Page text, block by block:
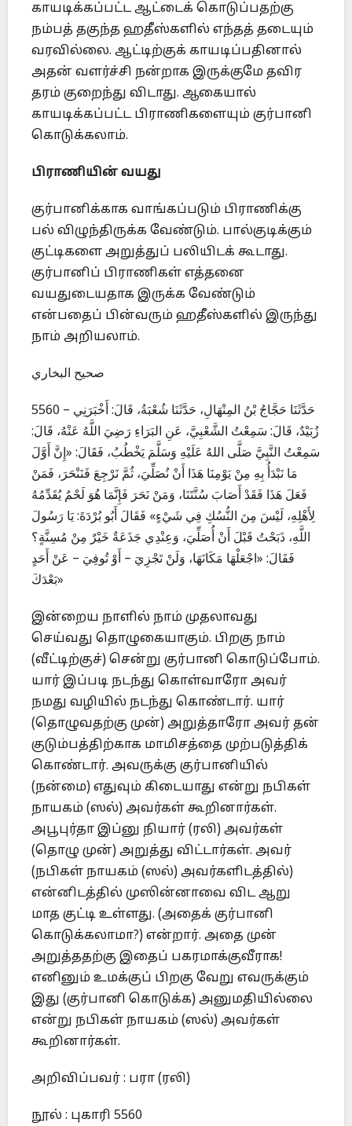
காயடிக்கப்பட்ட ஆட்டைக் கொடுப்பதற்கு
நம்பத் தகுந்த ஹதீஸ்களில் எந்தத் தடையும்
வரவில்லை. ஆட்டிற்குக் காயடிப்பதினால்
அதன் வளர்ச்சி நன்றாக இருக்குமே தவிர
தரம் குறைந்து விடாது. ஆகையால்
காயடிக்கப்பட்ட பிராணிகளையும் குர்பானி
கொடுக்கலாம்.
பிராணியின் வயது
குர்பானிக்காக வாங்கப்படும் பிராணிக்கு
பல் விழுந்திருக்க வேண்டும். பால்குடிக்கும்
குட்டிகளை அறுத்துப் பலியிடக் கூடாது.
குர்பானிப் பிராணிகள் எத்தனை
வயதுடையதாக இருக்க வேண்டும்
என்பதைப் பின்வரும் ஹதீஸ்களில் இருந்து
நாம் அறியலாம்.
صحيح البخاري
5560 – حَدَّثَنَا حَجَّاجُ بْنُ المِنْهَالِ، حَدَّثَنَا شُعْبَةُ، قَالَ: أَخْبَرَنِي
زُبَيْدٌ، قَالَ: سَمِعْتُ الشَّعْبِيَّ، عَنِ البَرَاءِ رَضِيَ اللَّهُ عَنْهُ، قَالَ:
سَمِعْتُ النَّبِيَّ صَلَّى اللهُ عَلَيْهِ وَسَلَّمَ يَخْطُبُ، فَقَالَ: «إِنَّ أَوَّلَ
مَا نَبْدَأُ بِهِ مِنْ يَوْمِنَا هَذَا أَنْ نُصَلِّيَ، ثُمَّ نَرْجِعَ فَنَنْحَرَ، فَمَنْ
فَعَلَ هَذَا فَقَدْ أَصَابَ سُنَّتَنَا، وَمَنْ نَحَرَ فَإِنَّمَا هُوَ لَحْمٌ يُقَدِّمُهُ
لِأَهْلِهِ، لَيْسَ مِنَ النُّسُكِ فِي شَيْءٍ» فَقَالَ أَبُو بُرْدَةَ: يَا رَسُولَ
اللَّهِ، ذَبَحْتُ قَبْلَ أَنْ أُصَلِّيَ، وَعِنْدِي جَذَعَةٌ خَيْرٌ مِنْ مُسِنَّةٍ؟
فَقَالَ: «اجْعَلْهَا مَكَانَهَا، وَلَنْ تَجْزِيَ – أَوْ تُوفِيَ – عَنْ أَحَدٍ
بَعْدَكَ»
இன்றைய நாளில் நாம் முதலாவது
செய்வது தொழுகையாகும். பிறகு நாம்
(வீட்டிற்குச்) சென்று குர்பானி கொடுப்போம்.
யார் இப்படி நடந்து கொள்வாரோ அவர்
நமது வழியில் நடந்து கொண்டார். யார்
(தொழுவதற்கு முன்) அறுத்தாரோ அவர் தன்
குடும்பத்திற்காக மாமிசத்தை முற்படுத்திக்
கொண்டார். அவருக்கு குர்பானியில்
(நன்மை) எதுவும் கிடையாது என்று நபிகள்
நாயகம் (ஸல்) அவர்கள் கூறினார்கள்.
அபூபுர்தா இப்னு நியார் (ரலி) அவர்கள்
(தொழு முன்) அறுத்து விட்டார்கள். அவர்
(நபிகள் நாயகம் (ஸல்) அவர்களிடத்தில்)
என்னிடத்தில் முஸின்னாவை விட ஆறு
மாத குட்டி உள்ளது. (அதைக் குர்பானி
கொடுக்கலாமா?) என்றார். அதை முன்
அறுத்ததற்கு இதைப் பகரமாக்குவீராக!
எனினும் உமக்குப் பிறகு வேறு எவருக்கும்
இது (குர்பானி கொடுக்க) அனுமதியில்லை
என்று நபிகள் நாயகம் (ஸல்) அவர்கள்
கூறினார்கள்.
அறிவிப்பவர் : பரா (ரலி)
நூல் : புகாரி 5560